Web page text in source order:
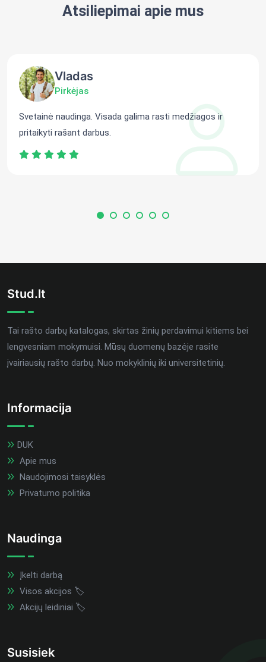
Atsiliepimai apie mus
Vladas
Pirkėjas
Svetainė naudinga. Visada galima rasti medžiagos ir
pritaikyti rašant darbus.
Stud.lt
Tai rašto darbų katalogas, skirtas žinių perdavimui kitiems bei
lengvesniam mokymuisi. Mūsų duomenų bazėje rasite
įvairiausių rašto darbų. Nuo mokyklinių iki universitetinių.
Informacija
DUK
Apie mus
Naudojimosi taisyklės
Privatumo politika
Naudinga
Įkelti darbą
Visos akcijos 🏷️
Akcijų leidiniai 🏷️
Susisiek